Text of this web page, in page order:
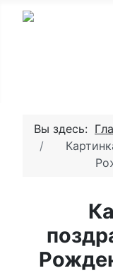
Вы здесь: